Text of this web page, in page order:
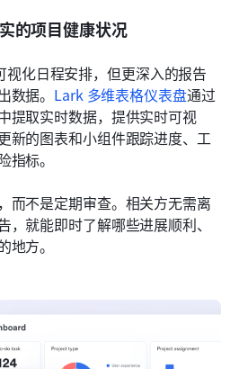
的项目健康状况
化日程安排，但更深入的报告
据。 Lark 多维表格仪表盘通过
提取实时数据，提供实时可视
新的图表和小组件跟踪进度、工
标。
而不是定期审查。相关方无需离
就能即时了解哪些进展顺利、
方。